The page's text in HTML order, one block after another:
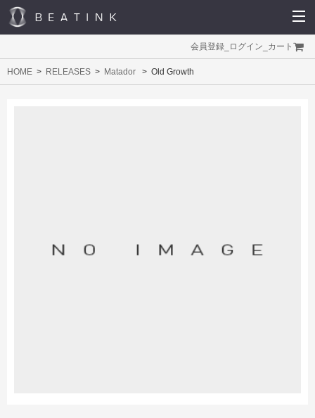
会員登録 ログイン カート
HOME RELEASES Matador Old Growth